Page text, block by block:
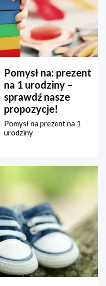
Pomysł na: prezent
na 1 urodziny –
sprawdź nasze
propozycje!
Pomysł na prezent na 1
urodziny